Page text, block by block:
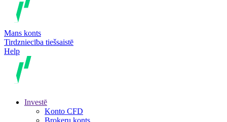
Mans konts
Tirdzniecība tiešsaistē
Help
Investē
Konto CFD
Brokeru konts